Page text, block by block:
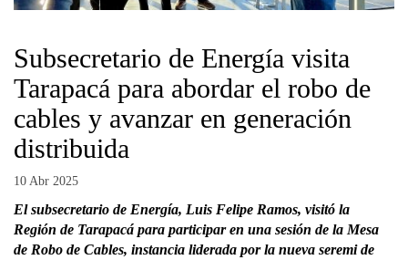
Subsecretario de Energía visita
Tarapacá para abordar el robo de
cables y avanzar en generación
distribuida
10 Abr 2025
El subsecretario de Energía, Luis Felipe Ramos, visitó la
Región de Tarapacá para participar en una sesión de la Mesa
de Robo de Cables, instancia liderada por la nueva seremi de